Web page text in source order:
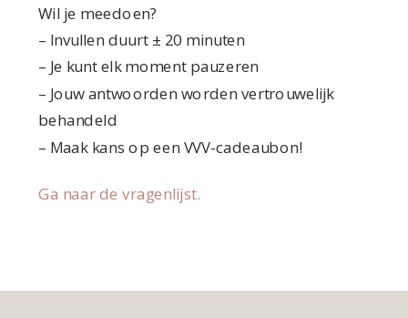
Wil je meedoen?
– Invullen duurt ± 20 minuten
– Je kunt elk moment pauzeren
– Jouw antwoorden worden vertrouwelijk
behandeld
– Maak kans op een VVV-cadeaubon!
Ga naar de vragenlijst.